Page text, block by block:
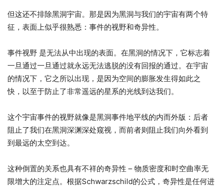
但这还不排除黑洞宇宙。那是因为黑洞与我们的宇宙有两个特
征，表面上似乎很熟悉：事件的视野和奇异性。
事件视野 是无法从中出现的表面。在黑洞的情况下，它标志着
一旦通过一旦通过就永远无法逃脱的没有回报的通过。在宇宙
的情况下，它之所以出现，是因为空间的膨胀发生得如此之
快，以至于防止了非常遥远的星系的光线到达我们。
这个宇宙事件的视野就像是黑洞事件地平线的内而外版：后者
阻止了我们在黑洞深渊深处窥视，而前者则阻止我们向外看到
到最远的太空到达。
这种倒置的关系也具有不祥的奇异性 – 物质密度和时空曲率无
限增大的注定点。根据Schwarzschild的公式，奇异性是任何进